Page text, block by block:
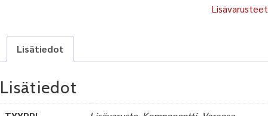
Lisävarusteet
Lisätiedot
Lisätiedot